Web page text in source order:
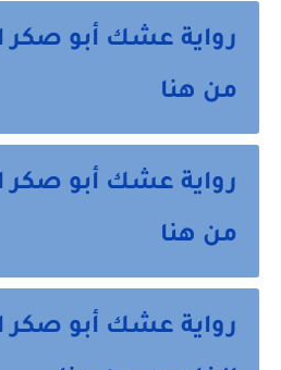
رواية عشك أبو صكر
من هنا
رواية عشك أبو صكر
من هنا
رواية عشك أبو صكر